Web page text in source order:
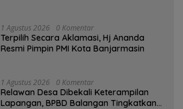
1 Agustus 2026 0 Komentar
‎Terpilih Secara Aklamasi, Hj Ananda
Resmi Pimpin PMI Kota Banjarmasin
1 Agustus 2026 0 Komentar
Relawan Desa Dibekali Keterampilan
Lapangan, BPBD Balangan Tingkatkan